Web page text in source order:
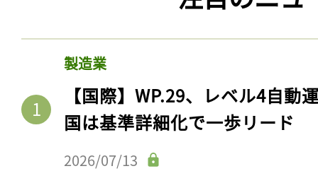
製造業
【国際】WP.29、レベル4自動
国は基準詳細化で一歩リード
2026/07/13